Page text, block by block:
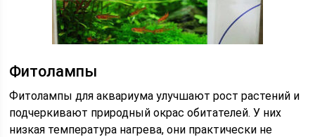
Фитолампы
Фитолампы для аквариума улучшают рост растений и
подчеркивают природный окрас обитателей. У них
низкая температура нагрева, они практически не